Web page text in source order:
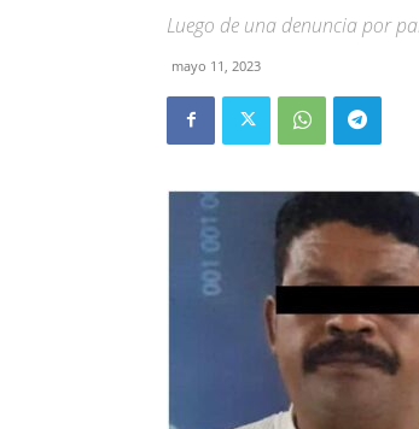
Luego de una denuncia por
mayo 11, 2023